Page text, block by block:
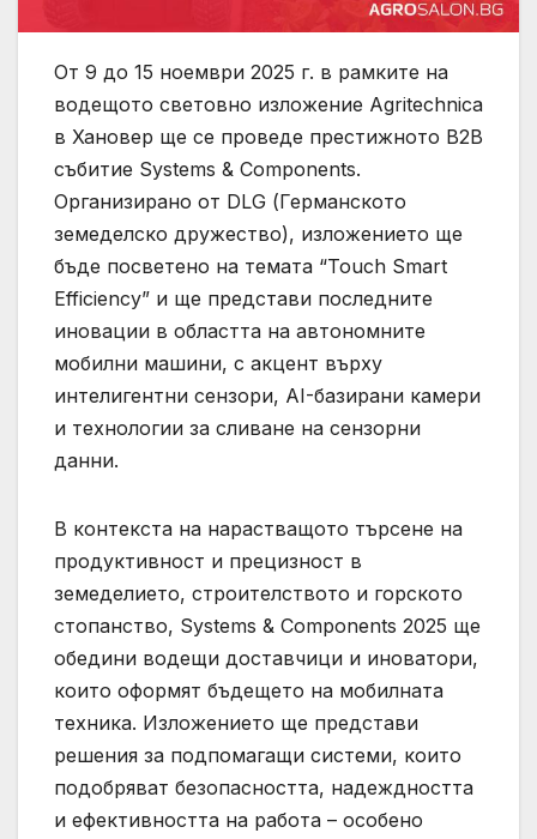
От 9 до 15 ноември 2025 г. в рамките на
водещото световно изложение Agritechnica
в Хановер ще се проведе престижното B2B
събитие Systems & Components.
Организирано от DLG (Германското
земеделско дружество), изложението ще
бъде посветено на темата “Touch Smart
Efficiency” и ще представи последните
иновации в областта на автономните
мобилни машини, с акцент върху
интелигентни сензори, AI-базирани камери
и технологии за сливане на сензорни
данни.
В контекста на нарастващото търсене на
продуктивност и прецизност в
земеделието, строителството и горското
стопанство, Systems & Components 2025 ще
обедини водещи доставчици и иноватори,
които оформят бъдещето на мобилната
техника. Изложението ще представи
решения за подпомагащи системи, които
подобряват безопасността, надеждността
и ефективността на работа – особено